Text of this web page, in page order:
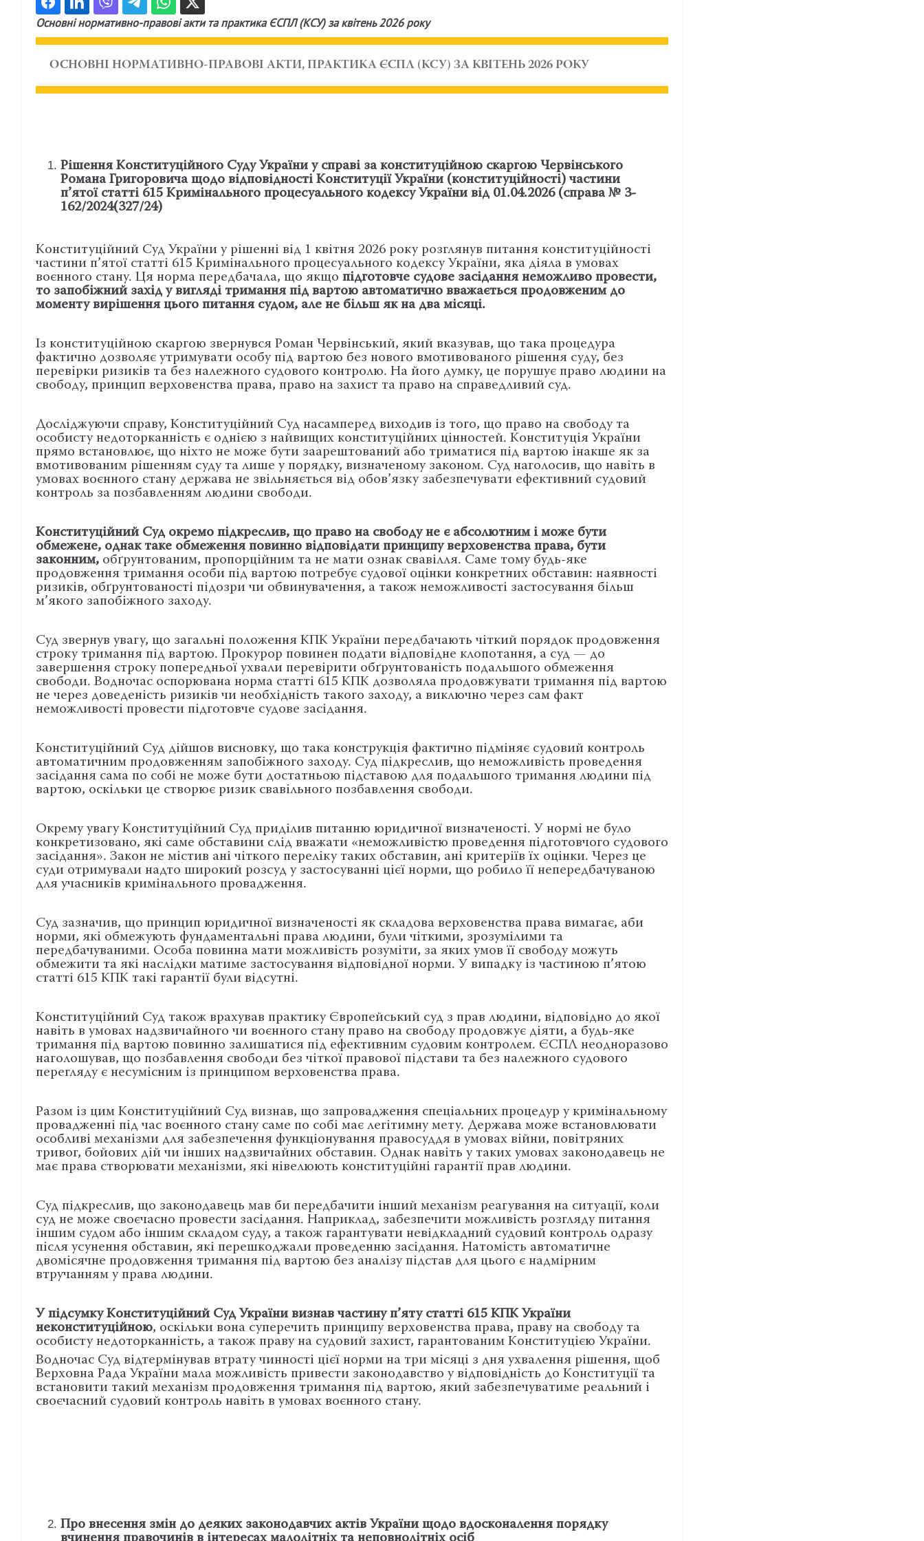
Основні нормативно-правові акти та практика ЄСПЛ (КСУ) за квітень 2026 року
ОСНОВНІ НОРМАТИВНО-ПРАВОВІ АКТИ, ПРАКТИКА ЄСПЛ (КСУ) ЗА КВІТЕНЬ 2026 РОКУ
Рішення Конституційного Суду України у справі за конституційною скаргою Червінського
Романа Григоровича щодо відповідності Конституції України (конституційності) частини
п’ятої статті 615 Кримінального процесуального кодексу України від 01.04.2026 (справа № 3-
162/2024(327/24)
Конституційний Суд України у рішенні від 1 квітня 2026 року розглянув питання конституційності
частини п’ятої статті 615 Кримінального процесуального кодексу України, яка діяла в умовах
воєнного стану. Ця норма передбачала, що якщо підготовче судове засідання неможливо провести,
то запобіжний захід у вигляді тримання під вартою автоматично вважається продовженим до
моменту вирішення цього питання судом, але не більш як на два місяці.
Із конституційною скаргою звернувся Роман Червінський, який вказував, що така процедура
фактично дозволяє утримувати особу під вартою без нового вмотивованого рішення суду, без
перевірки ризиків та без належного судового контролю. На його думку, це порушує право людини на
свободу, принцип верховенства права, право на захист та право на справедливий суд.
Досліджуючи справу, Конституційний Суд насамперед виходив із того, що право на свободу та
особисту недоторканність є однією з найвищих конституційних цінностей. Конституція України
прямо встановлює, що ніхто не може бути заарештований або триматися під вартою інакше як за
вмотивованим рішенням суду та лише у порядку, визначеному законом. Суд наголосив, що навіть в
умовах воєнного стану держава не звільняється від обов’язку забезпечувати ефективний судовий
контроль за позбавленням людини свободи.
Конституційний Суд окремо підкреслив, що право на свободу не є абсолютним і може бути
обмежене, однак таке обмеження повинно відповідати принципу верховенства права, бути
законним, обґрунтованим, пропорційним та не мати ознак свавілля. Саме тому будь-яке
продовження тримання особи під вартою потребує судової оцінки конкретних обставин: наявності
ризиків, обґрунтованості підозри чи обвинувачення, а також неможливості застосування більш
м’якого запобіжного заходу.
Суд звернув увагу, що загальні положення КПК України передбачають чіткий порядок продовження
строку тримання під вартою. Прокурор повинен подати відповідне клопотання, а суд — до
завершення строку попередньої ухвали перевірити обґрунтованість подальшого обмеження
свободи. Водночас оспорювана норма статті 615 КПК дозволяла продовжувати тримання під вартою
не через доведеність ризиків чи необхідність такого заходу, а виключно через сам факт
неможливості провести підготовче судове засідання.
Конституційний Суд дійшов висновку, що така конструкція фактично підміняє судовий контроль
автоматичним продовженням запобіжного заходу. Суд підкреслив, що неможливість проведення
засідання сама по собі не може бути достатньою підставою для подальшого тримання людини під
вартою, оскільки це створює ризик свавільного позбавлення свободи.
Окрему увагу Конституційний Суд приділив питанню юридичної визначеності. У нормі не було
конкретизовано, які саме обставини слід вважати «неможливістю проведення підготовчого судового
засідання». Закон не містив ані чіткого переліку таких обставин, ані критеріїв їх оцінки. Через це
суди отримували надто широкий розсуд у застосуванні цієї норми, що робило її непередбачуваною
для учасників кримінального провадження.
Суд зазначив, що принцип юридичної визначеності як складова верховенства права вимагає, аби
норми, які обмежують фундаментальні права людини, були чіткими, зрозумілими та
передбачуваними. Особа повинна мати можливість розуміти, за яких умов її свободу можуть
обмежити та які наслідки матиме застосування відповідної норми. У випадку із частиною п’ятою
статті 615 КПК такі гарантії були відсутні.
Конституційний Суд також врахував практику Європейський суд з прав людини, відповідно до якої
навіть в умовах надзвичайного чи воєнного стану право на свободу продовжує діяти, а будь-яке
тримання під вартою повинно залишатися під ефективним судовим контролем. ЄСПЛ неодноразово
наголошував, що позбавлення свободи без чіткої правової підстави та без належного судового
перегляду є несумісним із принципом верховенства права.
Разом із цим Конституційний Суд визнав, що запровадження спеціальних процедур у кримінальному
провадженні під час воєнного стану саме по собі має легітимну мету. Держава може встановлювати
особливі механізми для забезпечення функціонування правосуддя в умовах війни, повітряних
тривог, бойових дій чи інших надзвичайних обставин. Однак навіть у таких умовах законодавець не
має права створювати механізми, які нівелюють конституційні гарантії прав людини.
Суд підкреслив, що законодавець мав би передбачити інший механізм реагування на ситуації, коли
суд не може своєчасно провести засідання. Наприклад, забезпечити можливість розгляду питання
іншим судом або іншим складом суду, а також гарантувати невідкладний судовий контроль одразу
після усунення обставин, які перешкоджали проведенню засідання. Натомість автоматичне
двомісячне продовження тримання під вартою без аналізу підстав для цього є надмірним
втручанням у права людини.
У підсумку Конституційний Суд України визнав частину п’яту статті 615 КПК України
неконституційною, оскільки вона суперечить принципу верховенства права, праву на свободу та
особисту недоторканність, а також праву на судовий захист, гарантованим Конституцією України.
Водночас Суд відтермінував втрату чинності цієї норми на три місяці з дня ухвалення рішення, щоб
Верховна Рада України мала можливість привести законодавство у відповідність до Конституції та
встановити такий механізм продовження тримання під вартою, який забезпечуватиме реальний і
своєчасний судовий контроль навіть в умовах воєнного стану.
Про внесення змін до деяких законодавчих актів України щодо вдосконалення порядку
вчинення правочинів в інтересах малолітніх та неповнолітніх осіб